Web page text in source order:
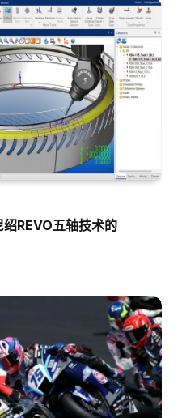
REVO五轴技术的